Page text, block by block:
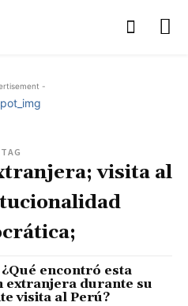
-
TAG
visita al
encontró esta
extranjera durante su
visita al Perú?